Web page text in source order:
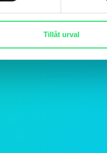
Tillåt urval